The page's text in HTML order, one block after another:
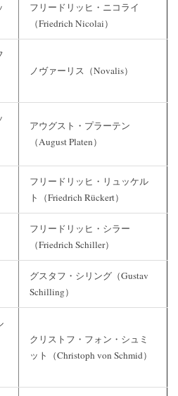
フリードリッヒ・ニコライ
（Friedrich Nicolai）
ノヴァーリス（Novalis）
アウグスト・プラーテン
（August Platen）
フリードリッヒ・リュッケル
ト（Friedrich Rückert）
フリードリッヒ・シラー
（Friedrich Schiller）
グスタフ・シリング（Gustav
Schilling）
クリストフ・フォン・シュミ
ット（Christoph von Schmid）